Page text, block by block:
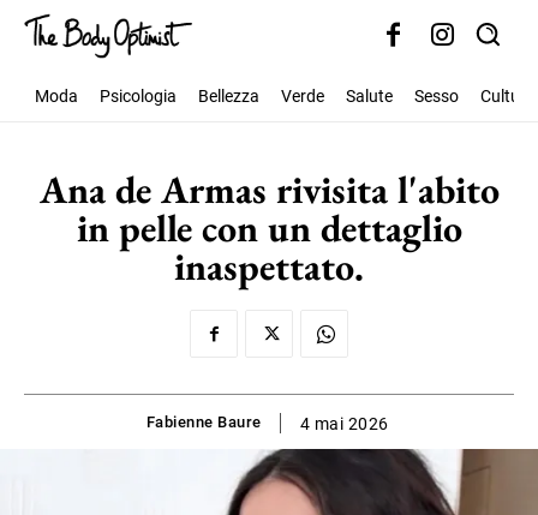
Moda Psicologia Bellezza Verde Salute Sesso Cultura
Ana de Armas rivisita l'abito
in pelle con un dettaglio
inaspettato.
Fabienne Baure 4 mai 2026